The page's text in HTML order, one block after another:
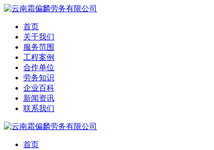
首页
关于我们
服务范围
工程案例
合作单位
劳务知识
企业百科
新闻资讯
联系我们
首页